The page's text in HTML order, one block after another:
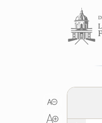
Aller